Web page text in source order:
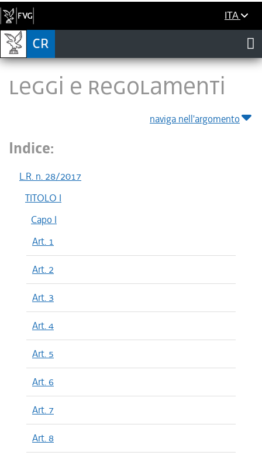
ITA
LEGGI E REGOLAMENTI
naviga nell'argomento
Indice:
L.R. n. 28/2017
TITOLO I
Capo I
Art. 1
Art. 2
Art. 3
Art. 4
Art. 5
Art. 6
Art. 7
Art. 8